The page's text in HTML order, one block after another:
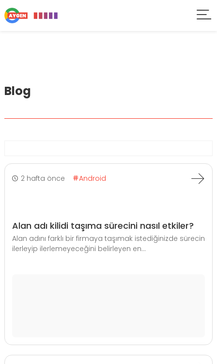
Blog
2 hafta önce Android
Alan adı kilidi taşıma sürecini nasıl etkiler?
Alan adını farklı bir firmaya taşımak istediğinizde sürecin
ilerleyip ilerlemeyeceğini belirleyen en...